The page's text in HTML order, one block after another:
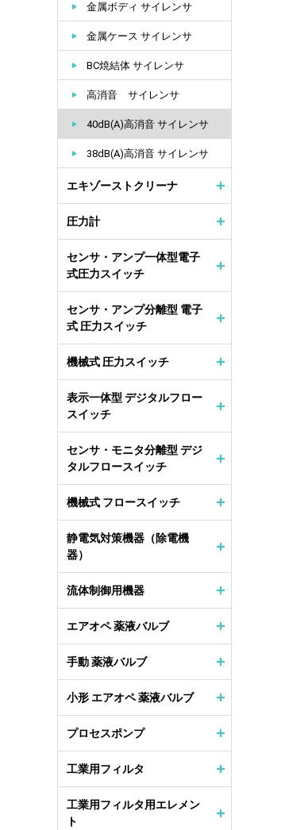
金属ボディ サイレンサ
金属ケース サイレンサ
BC焼結体 サイレンサ
高消音 サイレンサ
40dB(A)高消音 サイレンサ
38dB(A)高消音 サイレンサ
エキゾーストクリーナ
圧力計
センサ・アンプ一体型電子
式圧力スイッチ
センサ・アンプ分離型 電子
式 圧力スイッチ
機械式 圧力スイッチ
表示一体型 デジタルフロー
スイッチ
センサ・モニタ分離型 デジ
タルフロースイッチ
機械式 フロースイッチ
静電気対策機器（除電機
器）
流体制御用機器
エアオペ 薬液バルブ
手動 薬液バルブ
小形 エアオペ 薬液バルブ
プロセスポンプ
工業用フィルタ
工業用フィルタ用エレメン
ト